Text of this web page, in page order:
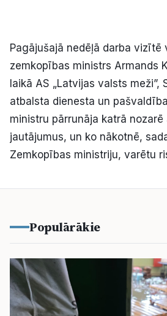
Kultūra
Bizness
Video
Pasākumi
Reklāma
Pagājušajā nedēļā darba vizītē
zemkopības ministrs Armands
laikā AS „Latvijas valsts meži”,
atbalsta dienesta un
ministru pārrunāja katrā nozarē
jautājumus, un ko nākotnē,
Zemkopības ministriju, varētu
Populārākie